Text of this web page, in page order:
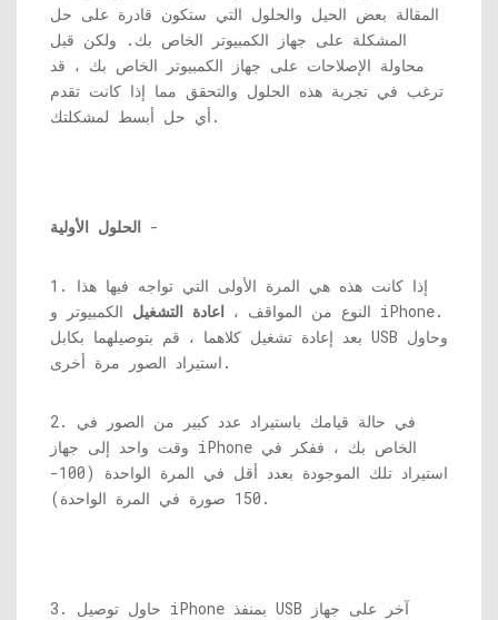
المقالة بعض الحيل والحلول التي ستكون قادرة على حل
المشكلة على جهاز الكمبيوتر الخاص بك. ولكن قبل
محاولة الإصلاحات على جهاز الكمبيوتر الخاص بك ، قد
ترغب في تجربة هذه الحلول والتحقق مما إذا كانت تقدم
أي حل أبسط لمشكلتك.
الحلول الأولية -
1. إذا كانت هذه هي المرة الأولى التي تواجه فيها هذا
النوع من المواقف ، اعادة التشغيل الكمبيوتر و iPhone.
بعد إعادة تشغيل كلاهما ، قم بتوصيلهما بكابل USB وحاول
استيراد الصور مرة أخرى.
2. في حالة قيامك باستيراد عدد كبير من الصور في
وقت واحد إلى جهاز iPhone الخاص بك ، ففكر في
استيراد تلك الموجودة بعدد أقل في المرة الواحدة (100-
150 صورة في المرة الواحدة).
3. حاول توصيل iPhone بمنفذ USB آخر على جهاز